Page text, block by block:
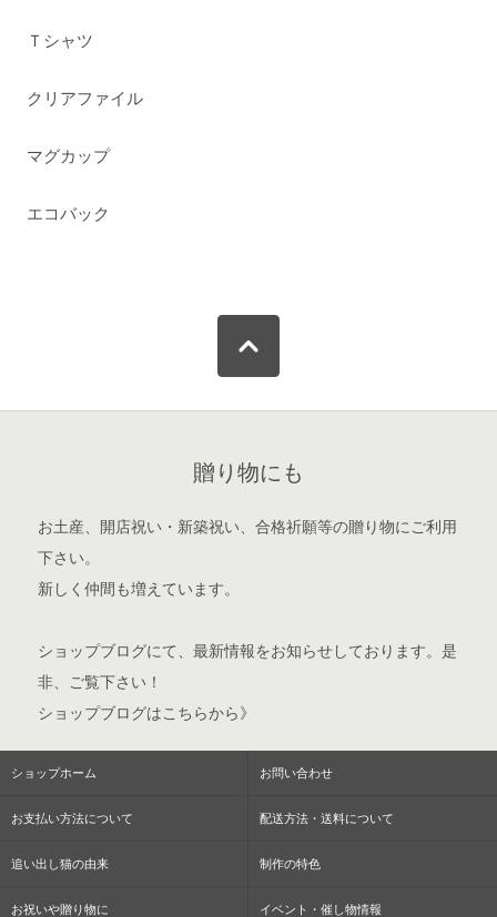
Ｔシャツ
クリアファイル
マグカップ
エコバック
贈り物にも
お土産、開店祝い・新築祝い、合格祈願等の贈り物にご利用
下さい。
新しく仲間も増えています。
ショップブログにて、最新情報をお知らせしております。是
非、ご覧下さい！
ショップブログはこちらから》
ショップホーム お問い合わせ
お支払い方法について 配送方法・送料について
追い出し猫の由来 制作の特色
お祝いや贈り物に イベント・催し物情報